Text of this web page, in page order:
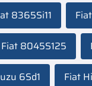
8365Si11
8045S125
6Sd1 Fiat